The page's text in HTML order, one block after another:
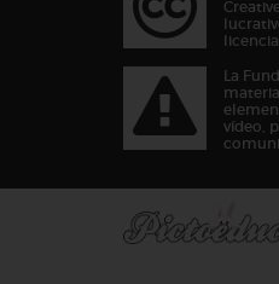
licencia.
La
vídeo,